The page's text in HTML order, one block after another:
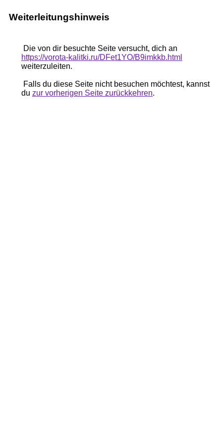
Weiterleitungshinweis
Die von dir besuchte Seite versucht, dich an
https://vorota-kalitki.ru/DFet1YO/B9imkkb.html
weiterzuleiten.
Falls du diese Seite nicht besuchen möchtest, kannst
du zur vorherigen Seite zurückkehren.